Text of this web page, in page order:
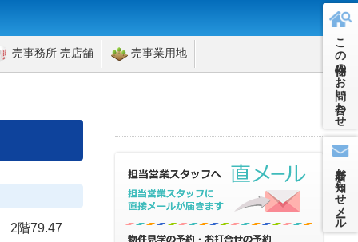
売事務所 売店舗 売事業用地
2階79.47
この物件のお問い合わせ
新着お知らせメール